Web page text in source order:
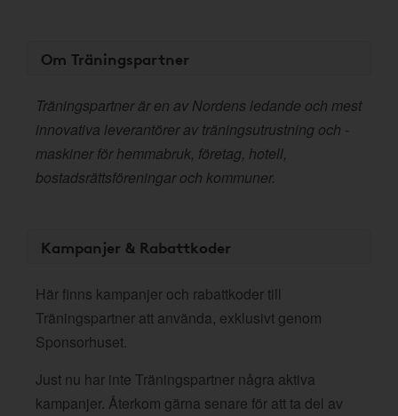
Om Träningspartner
Träningspartner är en av Nordens ledande och mest
innovativa leverantörer av träningsutrustning och -
maskiner för hemmabruk, företag, hotell,
bostadsrättsföreningar och kommuner.
Kampanjer & Rabattkoder
Här finns kampanjer och rabattkoder till
Träningspartner att använda, exklusivt genom
Sponsorhuset.
Just nu har inte Träningspartner några aktiva
kampanjer. Återkom gärna senare för att ta del av